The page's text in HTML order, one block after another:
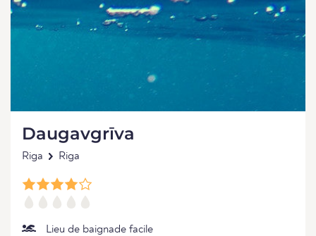
Daugavgrīva
Riga Riga
Lieu de baignade facile